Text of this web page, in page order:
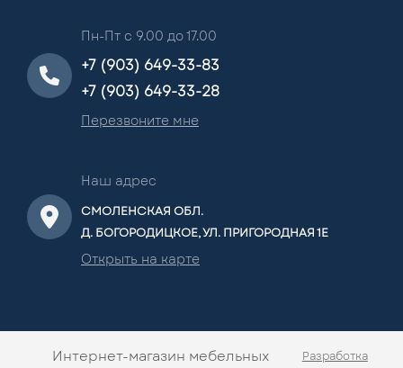
Пн-Пт с 9.00 до 17.00
+7 (903) 649-33-83
+7 (903) 649-33-28
Перезвоните мне
Наш адрес
СМОЛЕНСКАЯ ОБЛ.
Д. БОГОРОДИЦКОЕ, УЛ. ПРИГОРОДНАЯ 1Е
Открыть на карте
Интернет-магазин мебельных Разработка